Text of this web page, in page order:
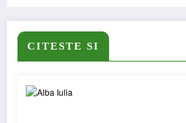
CITESTE SI